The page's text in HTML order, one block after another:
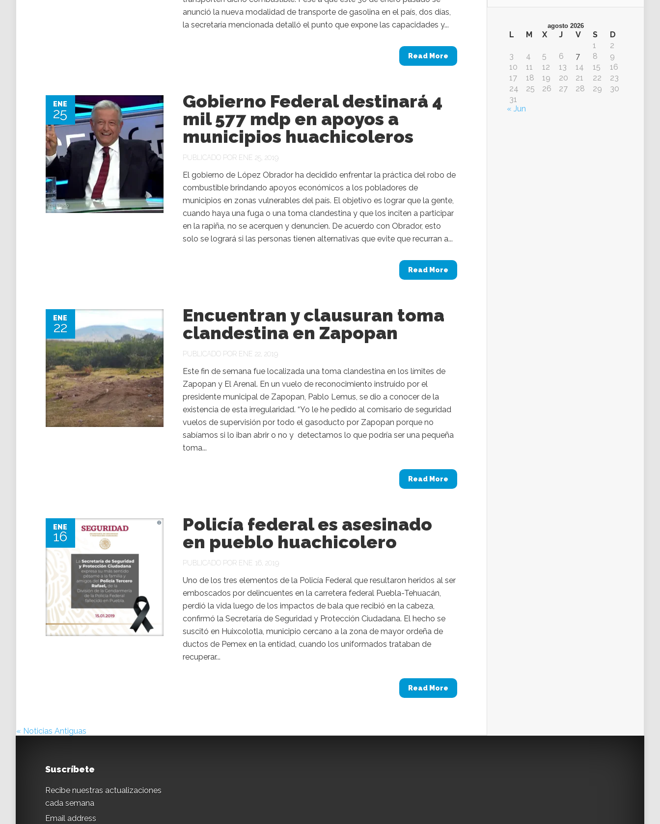
anunció la nueva modalidad de transporte de gasolina en el país, dos días,
la secretaría mencionada detalló el punto que expone las capacidades y...
Read More
ENE
25
Gobierno Federal destinará 4
mil 577 mdp en apoyos a
municipios huachicoleros
PUBLICADO POR ENE 25, 2019
El gobierno de López Obrador ha decidido enfrentar la práctica del robo de
combustible brindando apoyos económicos a los pobladores de
municipios en zonas vulnerables del país. El objetivo es lograr que la gente,
cuando haya una fuga o una toma clandestina y que los inciten a participar
en la rapiña, no se acerquen y denuncien. De acuerdo con Obrador, esto
solo se logrará si las personas tienen alternativas que evite que recurran a...
Read More
ENE
22
Encuentran y clausuran toma
clandestina en Zapopan
PUBLICADO POR ENE 22, 2019
Este fin de semana fue localizada una toma clandestina en los límites de
Zapopan y El Arenal. En un vuelo de reconocimiento instruido por el
presidente municipal de Zapopan, Pablo Lemus, se dio a conocer de la
existencia de esta irregularidad. “Yo le he pedido al comisario de seguridad
vuelos de supervisión por todo el gasoducto por Zapopan porque no
sabíamos si lo iban abrir o no y detectamos lo que podría ser una pequeña
toma...
Read More
ENE
16
Policía federal es asesinado
en pueblo huachicolero
PUBLICADO POR ENE 16, 2019
Uno de los tres elementos de la Policía Federal que resultaron heridos al ser
emboscados por delincuentes en la carretera federal Puebla-Tehuacán,
perdió la vida luego de los impactos de bala que recibió en la cabeza,
confirmó la Secretaría de Seguridad y Protección Ciudadana. El hecho se
suscitó en Huixcolotla, municipio cercano a la zona de mayor ordeña de
ductos de Pemex en la entidad, cuando los uniformados trataban de
recuperar...
Read More
« Noticias Antiguas
agosto 2026
L M X J V S
D
1
2
3
4 5 6 7 8
9
10
11 12 13 14 15
16
17
18 19 20 21 22
23
24
25 26 27 28 29
30
31
« Jun
Suscríbete
Recibe nuestras actualizaciones
cada semana
Email address